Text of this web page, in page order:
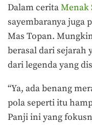
Dalam ceritaMenak
sayembaranya juga
Mas Topan.
berasal dari sejarah
dari legenda yang
“Ya, ada benang
pola seperti itu
Panji ini yang